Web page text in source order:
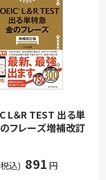
L＆R TEST 出る単
フレーズ増補改訂
込) 891 円